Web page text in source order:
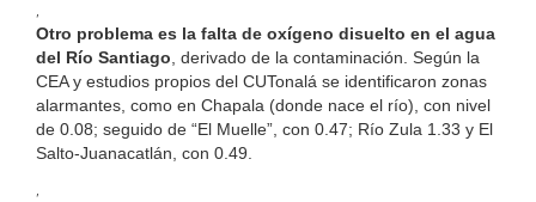
,
Otro problema es la falta de oxígeno disuelto en el agua
del Río Santiago, derivado de la contaminación. Según la
CEA y estudios propios del CUTonalá se identificaron zonas
alarmantes, como en Chapala (donde nace el río), con nivel
de 0.08; seguido de “El Muelle”, con 0.47; Río Zula 1.33 y El
Salto-Juanacatlán, con 0.49.
,